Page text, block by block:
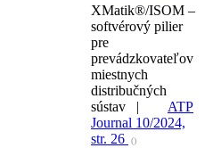
XMatik®/ISOM –
softvérový pilier
pre
prevádzkovateľov
miestnych
distribučných
sústav |
ATP
Journal 10/2024,
str. 26
()